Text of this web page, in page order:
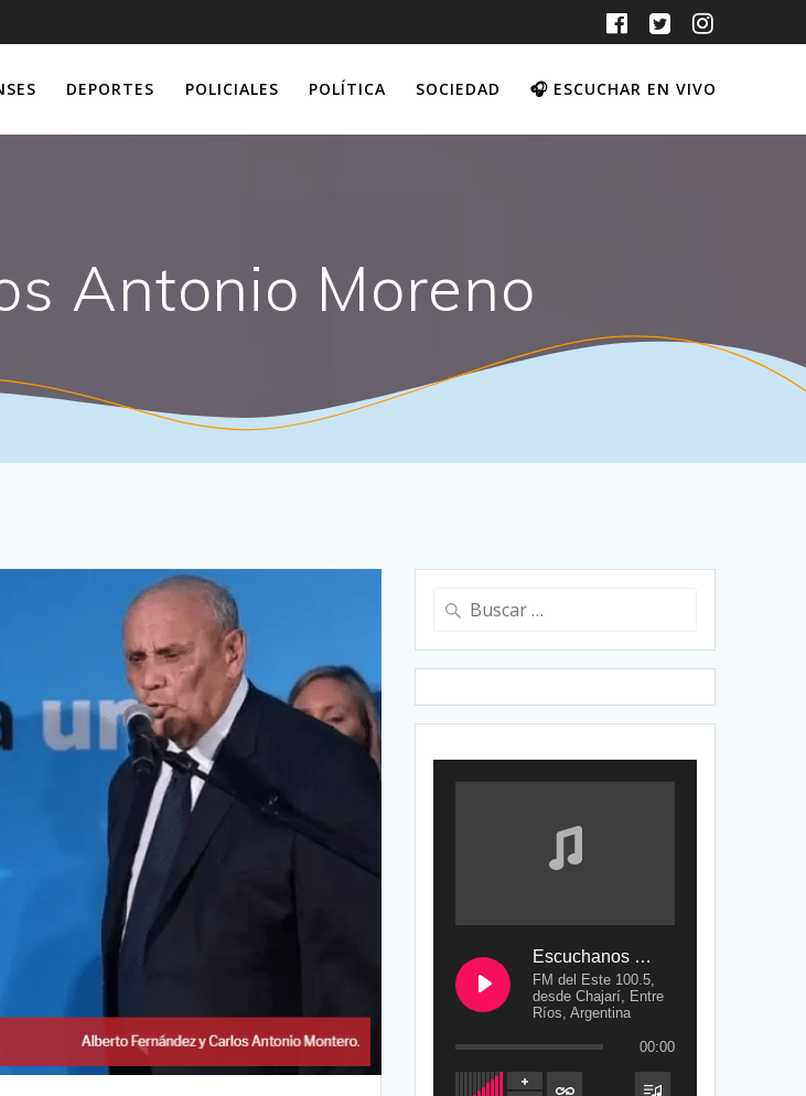
DEPORTES POLICIALES POLÍTICA SOCIEDAD 🎧 ESCUCHAR EN VIVO
Antonio Moreno
Buscar:
Escuchanos en Vivo
FM del Este 100.5,
desde Chajarí, Entre
Ríos, Argentina
00:00